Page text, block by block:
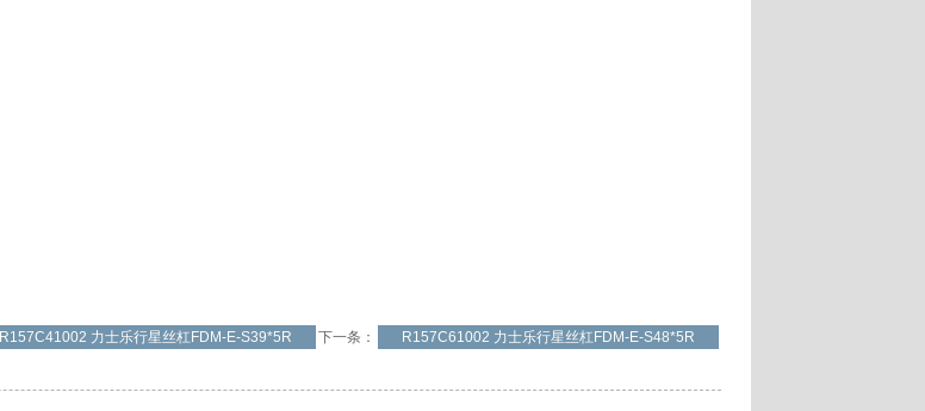
R157C41002 力士乐行星丝杠FDM-E-S39*5R 下一条： R157C61002 力士乐行星丝杠FDM-E-S48*5R